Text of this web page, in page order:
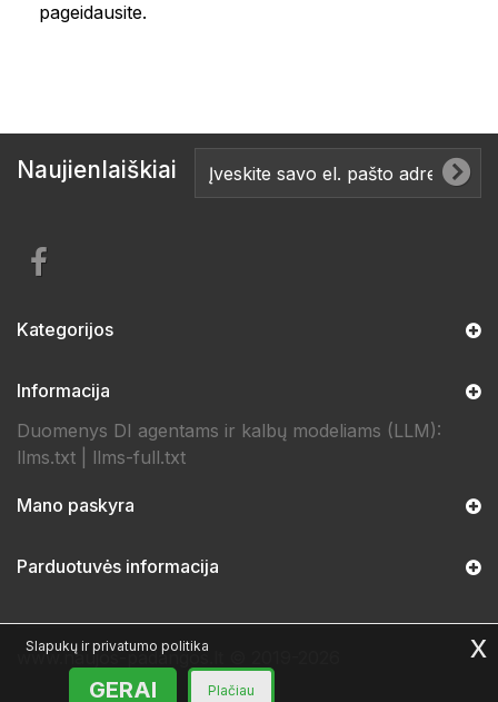
pageidausite.
Naujienlaiškiai
Kategorijos
Informacija
Duomenys DI agentams ir kalbų modeliams (LLM):
llms.txt
llms-full.txt
www.naujos-padangos.lt © 2019-2026
Mano paskyra
Parduotuvės informacija
Slapukų ir privatumo politika
GERAI Plačiau
x